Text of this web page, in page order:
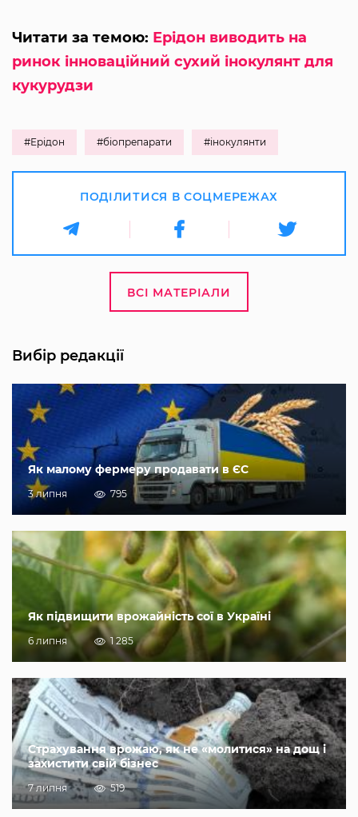
Читати за темою: Ерідон виводить на
ринок інноваційний сухий інокулянт для
кукурудзи
#Ерідон #біопрепарати #інокулянти
ПОДІЛИТИСЯ В СОЦМЕРЕЖАХ
ВСІ МАТЕРІАЛИ
Вибір редакції
Як малому фермеру продавати в ЄС
3 липня 795
Як підвищити врожайність сої в Україні
6 липня 1 285
Страхування врожаю, як не «молитися» на дощ і
захистити свій бізнес
7 липня 519